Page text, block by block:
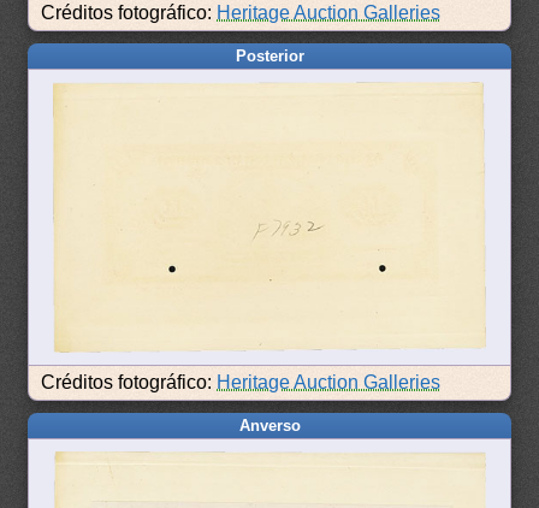
Créditos fotográfico: Heritage Auction Galleries
Posterior
Créditos fotográfico: Heritage Auction Galleries
Anverso